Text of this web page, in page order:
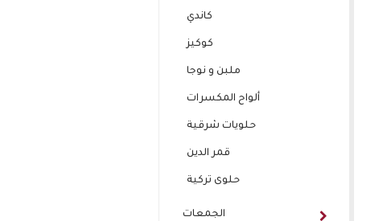
كاندي
كوكيز
ملبن و نوجا
ألواح المكسرات
حلويات شرقية
قمر الدين
حلوى تركية
الجمعات